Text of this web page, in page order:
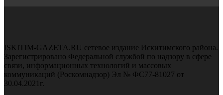
ISKITIM-GAZETA.RU сетевое издание Искитимского района.
Зарегистрировано Федеральной службой по надзору в сфере
связи, информационных технологий и массовых
коммуникаций (Роскомнадзор) Эл № ФС77-81027 от
30.04.2021г.